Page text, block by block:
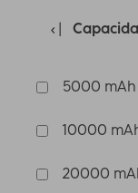
5000 mAh
10000
20000